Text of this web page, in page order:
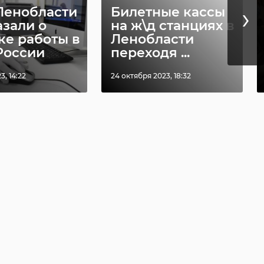
о
работы в
14:22
Билетные кассы
на ж\д станциях в
Ленобласти
переходя ...
24 октября 2023, 18:32
›